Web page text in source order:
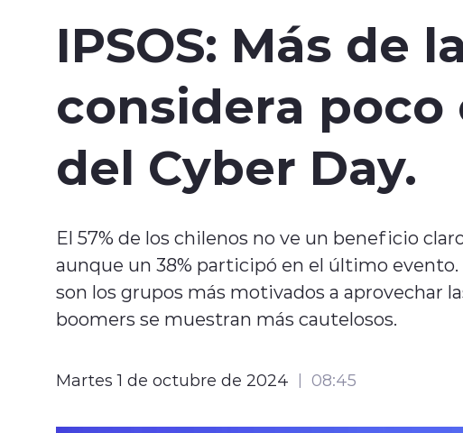
IPSOS: Más de
considera
del Cyber Day.
El 57% de los chilenos no ve un beneficio
aunque un 38% participó en el último
son los grupos más motivados a aprovechar
boomers se muestran más cautelosos.
Martes 1 de octubre de 2024 08:45